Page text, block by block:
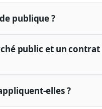
publique ?
public et un contrat
elles ?